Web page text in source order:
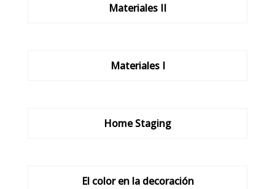
Materiales II
Materiales I
Home Staging
El color en la decoración